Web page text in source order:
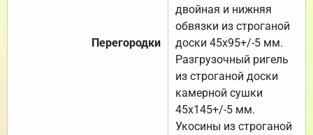
Перегородки
двойная и нижняя
обвязки из строганой
доски 45х95+/-5 мм.
Разгрузочный ригель
из строганой доски
камерной сушки
45х145+/-5 мм.
Укосины из строганой